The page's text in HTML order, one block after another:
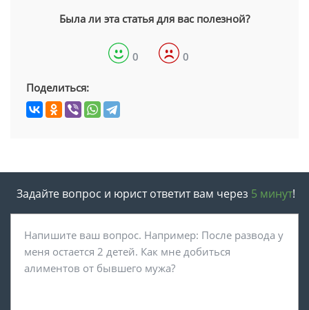
Была ли эта статья для вас полезной?
0 0
Поделиться:
Задайте вопрос и юрист ответит вам через 5 минут!